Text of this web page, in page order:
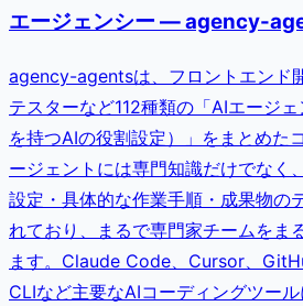
エージェンシー — agency-
agency-agentsは、フロントエンド
テスターなど112種類の「AIエージ
を持つAIの役割設定）」をまとめた
ージェントには専門知識だけでなく
設定・具体的な作業手順・成果物の
れており、まるで専門家チームをま
ます。Claude Code、Cursor、
CLIなど主要なAIコーディングツー